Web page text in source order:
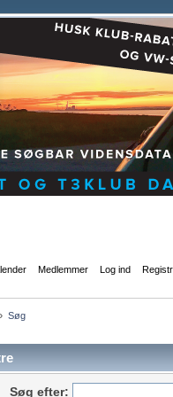
Medlemmer Log ind
Søg
Søg efter: